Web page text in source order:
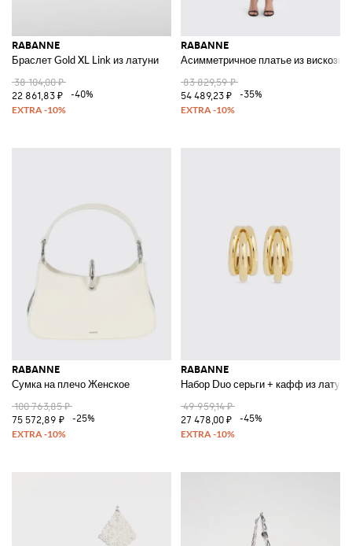
RABANNE
Браслет Gold XL Link из латуни
38 104,00 ₽
22 861,83 ₽
-40%
RABANNE
Асимметричное платье из вискозы
83 829,59 ₽
54 489,23 ₽
-35%
RABANNE
Сумка на плечо Женское
100 763,85 ₽
75 572,89 ₽
-25%
RABANNE
Набор Duo серьги + кафф из латуни
49 959,14 ₽
27 478,00 ₽
-45%